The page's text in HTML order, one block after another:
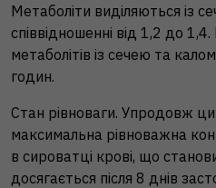
Метаболіти виділяються із
співвідношенні від 1,2 до
метаболітів із сечею та
годин.
Стан рівноваги. Упродовж
максимальна рівноважна
в сироватці крові, що
досягається після 8 днів